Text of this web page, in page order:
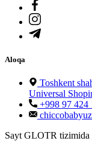
Aloqa
Toshkent
Universal
+998 97 424
Sayt GLOTR tizimida